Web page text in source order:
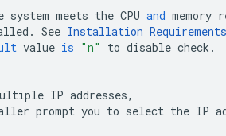
system meets the CPU and memory
. See Installation Requirements
value is "n" to disable check .
IP addresses,
prompt you to select the IP